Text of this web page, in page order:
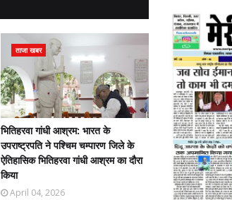
ताजा खबर
भितिहरवा गांधी आश्रम: भारत के
उपराष्ट्रपति ने पश्चिम चम्पारण जिले के
ऐतिहासिक भितिहरवा गांधी आश्रम का दौरा
किया
April 04, 2026